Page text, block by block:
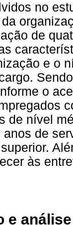
no
de
e o
o
de nível
de
às
e